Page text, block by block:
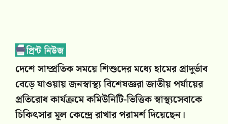
দেশে সাম্প্রতিক সময়ে শিশুদের মধ্যে হামের প্রাদুর্ভাব
বেড়ে যাওয়ায় জনস্বাস্থ্য বিশেষজ্ঞরা জাতীয় পর্যায়ের
প্রতিরোধ কার্যক্রমে কমিউনিটি-ভিত্তিক স্বাস্থ্যসেবাকে
চিকিৎসার মূল কেন্দ্রে রাখার পরামর্শ দিয়েছেন।